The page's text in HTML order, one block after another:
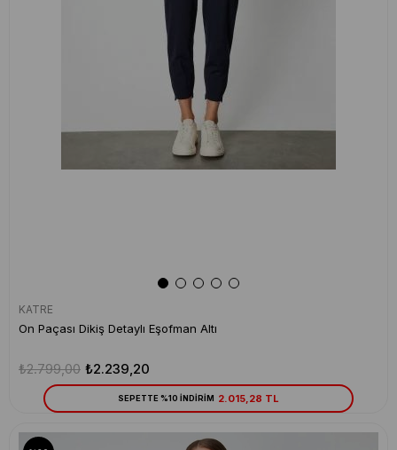
KATRE
On Paçası Dikiş Detaylı Eşofman Altı
₺2.239,20
₺2.799,00
SEPETTE %10 İNDİRİM 2.015,28 TL